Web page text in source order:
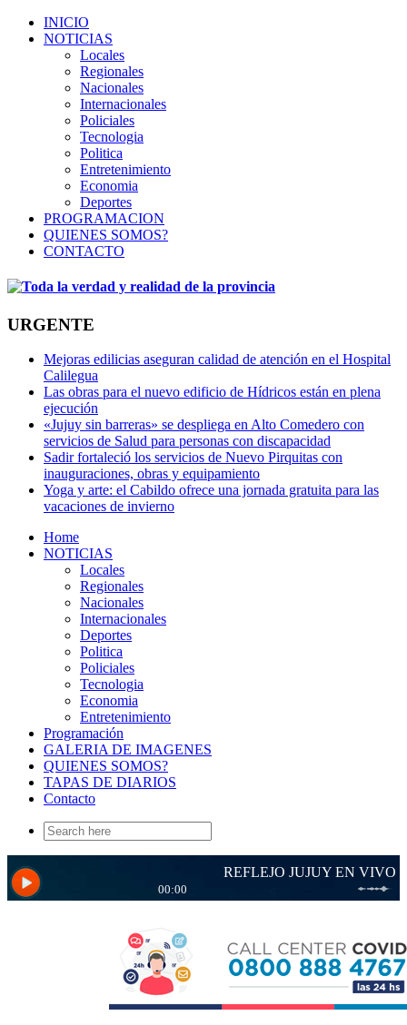
INICIO
NOTICIAS
Locales
Regionales
Nacionales
Internacionales
Policiales
Tecnologia
Politica
Entretenimiento
Economia
Deportes
PROGRAMACION
QUIENES SOMOS?
CONTACTO
URGENTE
Mejoras edilicias aseguran calidad de atención en el Hospital
Calilegua
Las obras para el nuevo edificio de Hídricos están en plena
ejecución
«Jujuy sin barreras» se despliega en Alto Comedero con
servicios de Salud para personas con discapacidad
Sadir fortaleció los servicios de Nuevo Pirquitas con
inauguraciones, obras y equipamiento
Yoga y arte: el Cabildo ofrece una jornada gratuita para las
vacaciones de invierno
Home
NOTICIAS
Locales
Regionales
Nacionales
Internacionales
Deportes
Politica
Policiales
Tecnologia
Economia
Entretenimiento
Programación
GALERIA DE IMAGENES
QUIENES SOMOS?
TAPAS DE DIARIOS
Contacto
Search
for: